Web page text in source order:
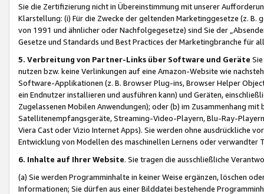
Sie die Zertifizierung nicht in Übereinstimmung mit unserer
Klarstellung: (i) Für die Zwecke der geltenden Marketinggesetze (z. B.
von 1991 und ähnlicher oder Nachfolgegesetze) sind Sie der
Gesetze und Standards und Best Practices der Marketingbranche für
5. Verbreitung von Partner-Links über Software und Geräte
nutzen bzw. keine Verlinkungen auf eine Amazon-Website wie
Software-Applikationen (z. B. Browser Plug-ins, Browser Helper
ein Endnutzer installieren und ausführen kann) und Geräten,
Zugelassenen Mobilen Anwendungen); oder (b) im Zusammenhang
Satellitenempfangsgeräte, Streaming-Video-Playern, Blu-Ray-
Viera Cast oder Vizio Internet Apps). Sie werden ohne ausdrückliche
Entwicklung von Modellen des maschinellen Lernens oder
6. Inhalte auf Ihrer Website. Sie tragen die ausschließliche
(a) Sie werden Programminhalte in keiner Weise ergänzen, löschen
Informationen; Sie dürfen aus einer Bilddatei bestehende